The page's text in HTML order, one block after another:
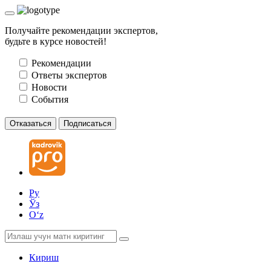
Получайте рекомендации экспертов,
будьте в курсе новостей!
Рекомендации
Ответы экспертов
Новости
События
Отказаться Подписаться
Ру
Ўз
Oʻz
Кириш